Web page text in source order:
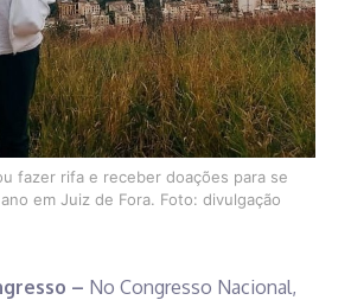
fazer rifa e receber doações para se
em Juiz de Fora. Foto: divulgação
– No Congresso Nacional,